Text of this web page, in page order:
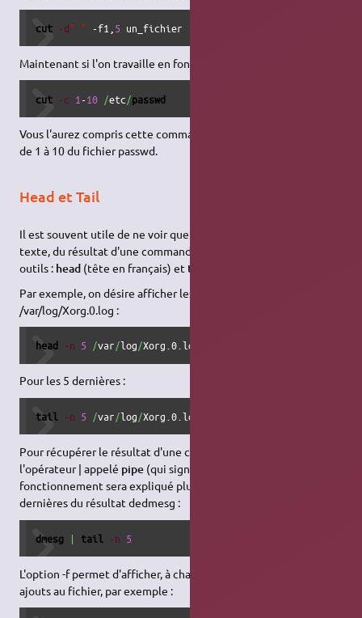
cut -d" " -f1, 5 un_fichier
Maintenant si l'on travaille en fonction de la position :
cut -c 1 -10 /etc/passwd
Vous l'aurez compris cette commande récupère les caractères
de 1 à 10 du fichier passwd.
Head et Tail
Il est souvent utile de ne voir que le début ou que la fin d'un
texte, du résultat d'une commande,… Il existe pour cela deux
outils : head (tête en français) et tail
Par exemple, on désire afficher les 5 premières lignes du fichier
/var/log/Xorg.0.log :
head -n 5 /var/log/Xorg.0.log
Pour les 5 dernières :
tail -n 5 /var/log/Xorg.0.log
Pour récupérer le résultat d'une commande, nous allons utiliser
l'opérateur | appelé pipe (qui signifie tuyau…), son
fonctionnement sera expliqué plus bas. Pour récupérer les 5
dernières du résultat dedmesg :
dmesg | tail -n 5
L'option -f permet d'afficher, à chaque fois qu'ils ont lieu, les
ajouts au fichier, par exemple :